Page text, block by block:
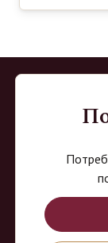
Специјализирана
акцесоари.